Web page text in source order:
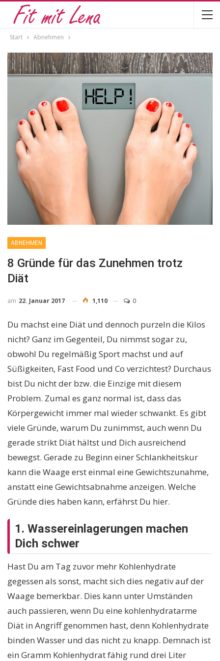
Start Abnehmen
ABNEHMEN
8 Gründe für das Zunehmen trotz
Diät
am 22. Januar 2017 1,110 0
Du machst eine Diät und dennoch purzeln die Kilos
nicht? Ganz im Gegenteil, Du nimmst sogar zu,
obwohl Du regelmäßig Sport machst und auf
Süßigkeiten, Fast Food und Co verzichtest? Durchaus
bist Du nicht der bzw. die Einzige mit diesem
Problem. Zumal es ganz normal ist, dass das
Körpergewicht immer mal wieder schwankt. Es gibt
viele Gründe, warum Du zunimmst, auch wenn Du
gerade strikt Diät hältst und Dich ausreichend
bewegst. Gerade zu Beginn einer Schlankheitskur
kann die Waage erst einmal eine Gewichtszunahme,
anstatt eine Gewichtsabnahme anzeigen. Welche
Gründe dies haben kann, erfährst Du hier.
1. Wassereinlagerungen machen
Dich schwer
Hast Du am Tag zuvor mehr Kohlenhydrate
gegessen als sonst, macht sich dies negativ auf der
Waage bemerkbar. Dies kann unter Umständen
auch passieren, wenn Du eine kohlenhydratarme
Diät in Angriff genommen hast, denn Kohlenhydrate
binden Wasser und das nicht zu knapp. Demnach ist
ein Gramm Kohlenhydrat fähig rund drei Liter